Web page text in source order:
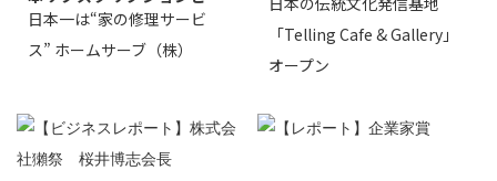
ネス大賞20...
日本一は“家の修理サービ
ス” ホームサーブ（株）
氏
「Telling Cafe & Gallery」
オープン